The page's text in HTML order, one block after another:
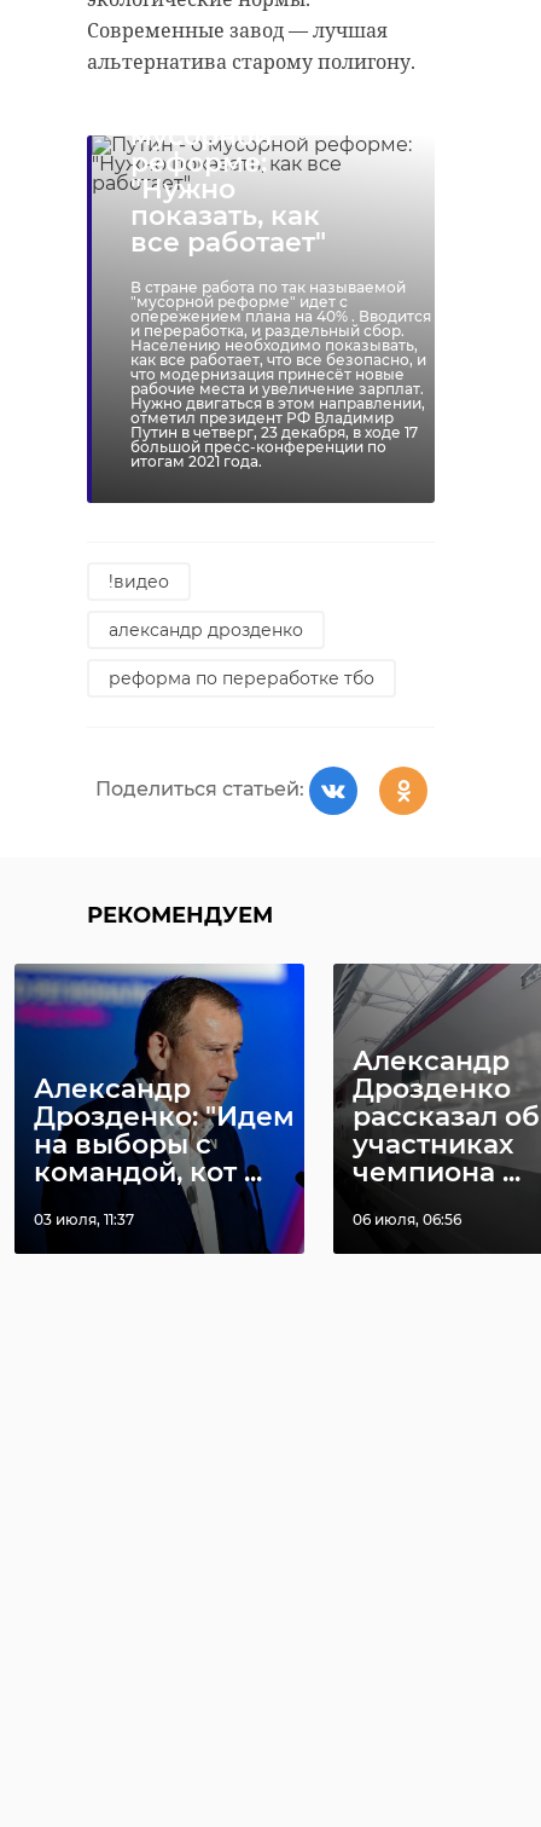
Современные завод — лучшая
альтернатива старому полигону.
мусорной
реформе:
"Нужно
показать, как
все работает"
В стране работа по так называемой
"мусорной реформе" идет с
опережением плана на 40% . Вводится
и переработка, и раздельный сбор.
Населению необходимо показывать,
как все работает, что все безопасно, и
что модернизация принесёт новые
рабочие места и увеличение зарплат.
Нужно двигаться в этом направлении,
отметил президент РФ Владимир
Путин в четверг, 23 декабря, в ходе 17
большой пресс-конференции по
итогам 2021 года.
!видео
александр дрозденко
реформа по переработке тбо
Поделиться статьей:
РЕКОМЕНДУЕМ
Александр
Дрозденко: "Идем
на выборы с
командой, кот ...
03 июля, 11:37
Александр
Дрозденко
рассказал об
участниках
чемпиона ...
06 июля, 06:56